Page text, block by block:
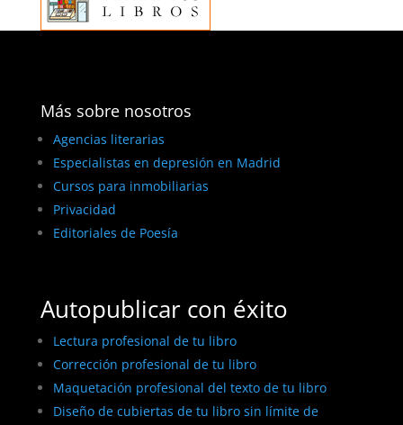
Más sobre nosotros
Agencias literarias
Especialistas en depresión en Madrid
Cursos para inmobiliarias
Privacidad
Editoriales de Poesía
Autopublicar con éxito
Lectura profesional de tu libro
Corrección profesional de tu libro
Maquetación profesional del texto de tu libro
Diseño de cubiertas de tu libro sin límite de